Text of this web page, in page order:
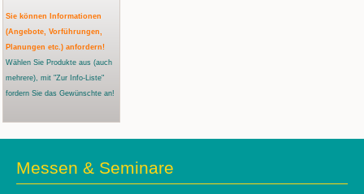
Sie können Informationen
(Angebote, Vorführungen,
Planungen etc.) anfordern!
Wählen Sie Produkte aus (auch
mehrere), mit "Zur Info-Liste"
fordern Sie das Gewünschte an!
Messen & Seminare